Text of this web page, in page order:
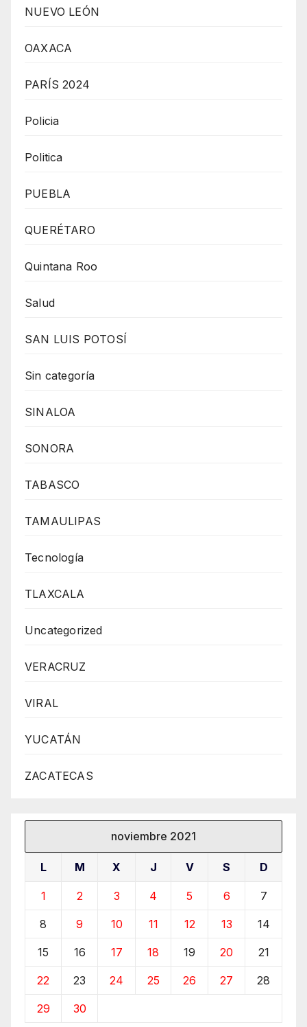
NUEVO LEÓN
OAXACA
PARÍS 2024
Policia
Politica
PUEBLA
QUERÉTARO
Quintana Roo
Salud
SAN LUIS POTOSÍ
Sin categoría
SINALOA
SONORA
TABASCO
TAMAULIPAS
Tecnología
TLAXCALA
Uncategorized
VERACRUZ
VIRAL
YUCATÁN
ZACATECAS
noviembre 2021
L M X J V S D
1 2 3 4 5 6 7
8 9 10 11 12 13 14
15 16 17 18 19 20 21
22 23 24 25 26 27 28
29 30